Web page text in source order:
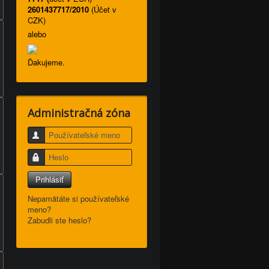
2601437717/2010 (Účet v
CZK)
alebo
Ďakujeme.
Administračná zóna
Používateľské meno
Heslo
Prihlásiť
Nepamätáte si používateľské
meno?
Zabudli ste heslo?